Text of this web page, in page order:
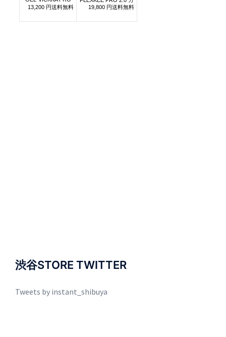
渋谷STORE TWITTER
Tweets by instant_shibuya